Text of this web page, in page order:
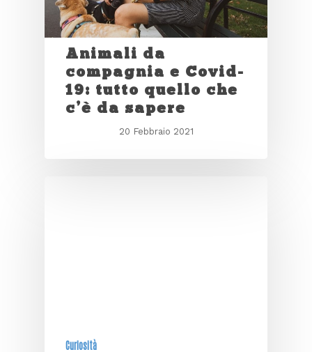
Animali da
compagnia e Covid-
19: tutto quello che
c’è da sapere
20 Febbraio 2021
Curiosità